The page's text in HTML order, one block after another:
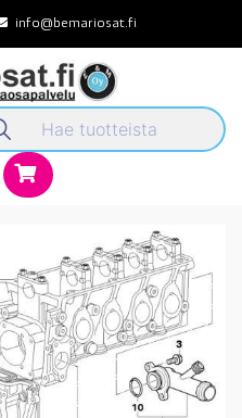
info@bemariosat.fi